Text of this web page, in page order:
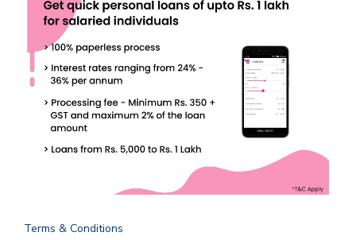
Terms & Conditions